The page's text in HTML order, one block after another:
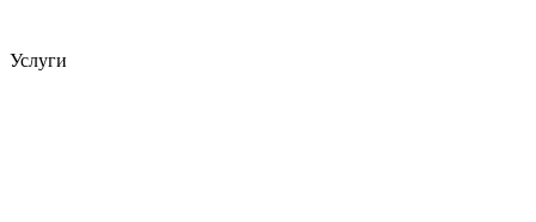
Услуги